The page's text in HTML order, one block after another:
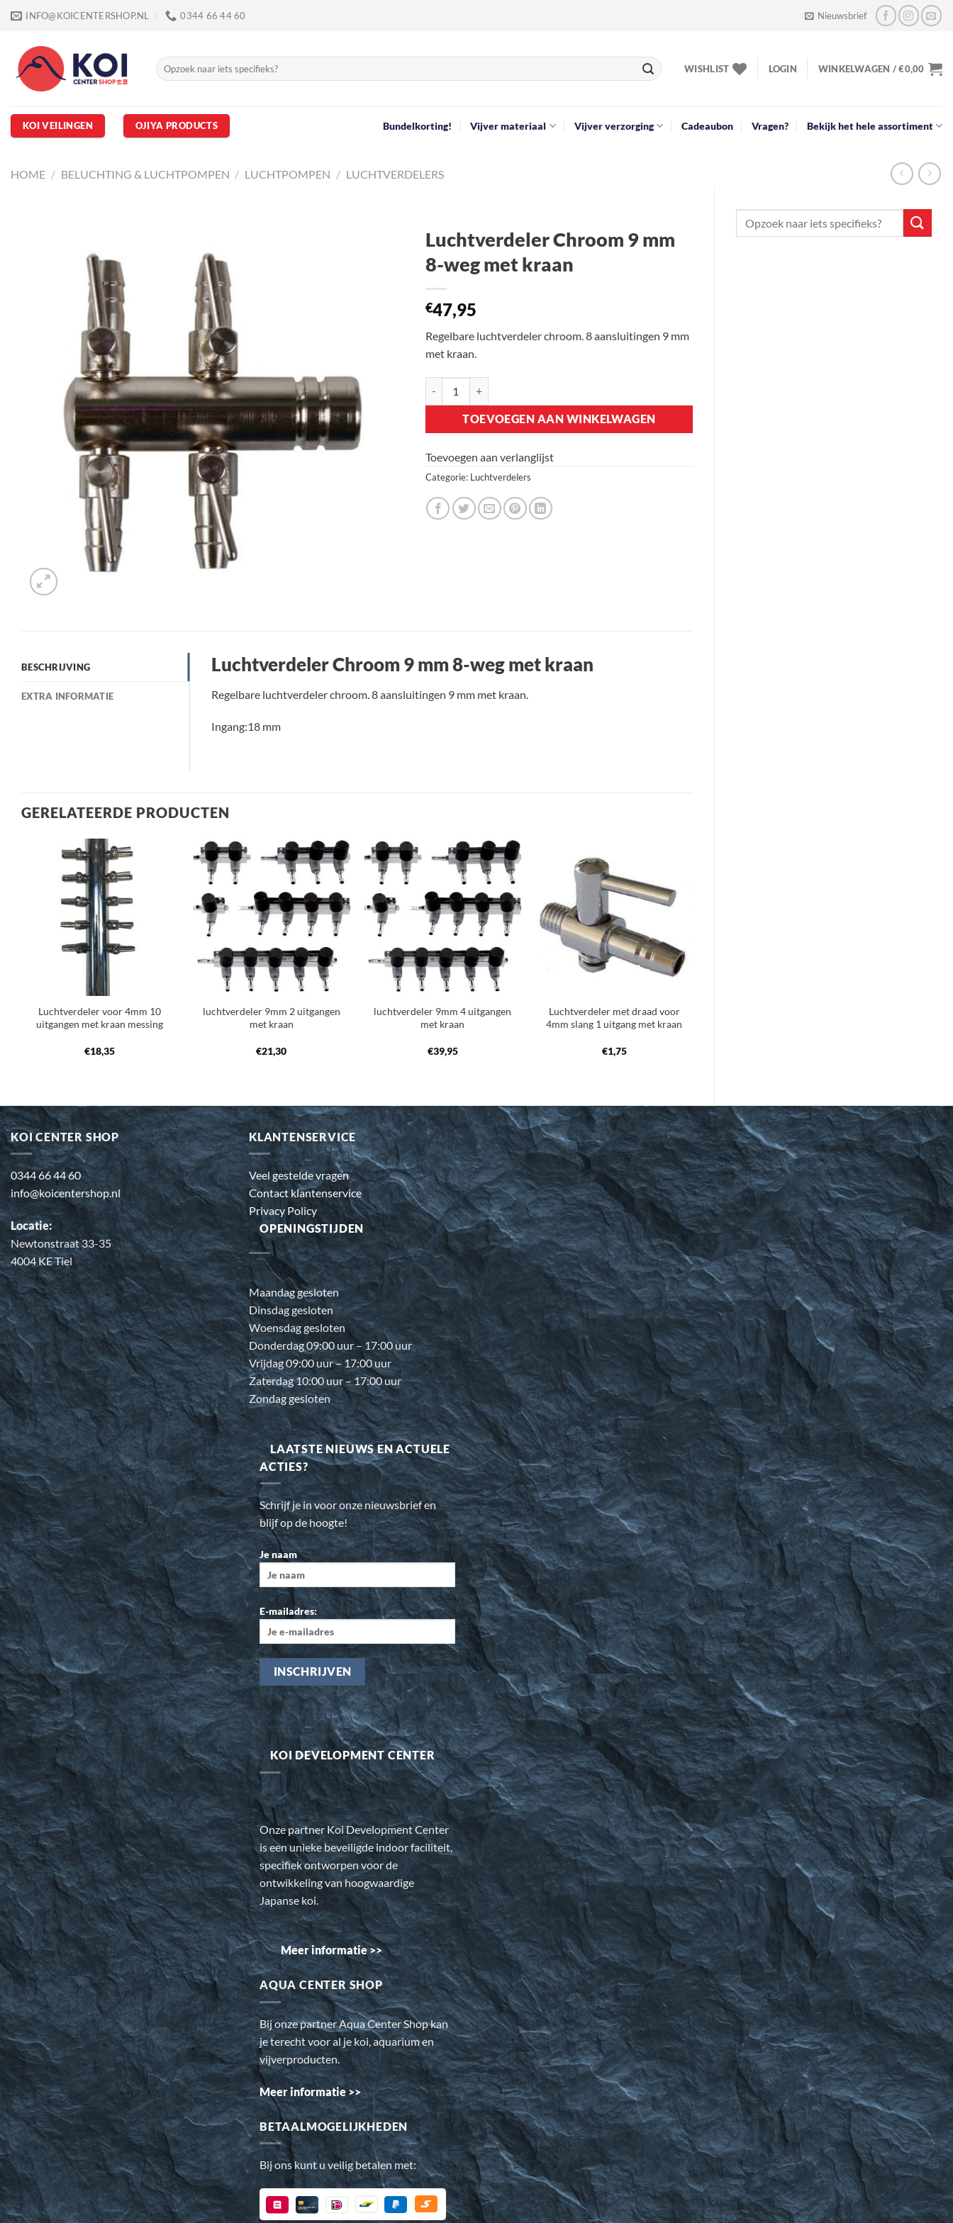
Ga
inhoud
INFO@KOICENTERSHOP.NL 0344 66 44 60 Nieuwsbrief
Zoeken
naar:
WISHLIST LOGIN WINKELWAGEN /€0,00
KOI VEILINGEN OJIYA PRODUCTS Bundelkorting! Vijver materiaal Vijver verzorging Cadeaubon Vragen? Bekijk het hele assortiment
HOME / BELUCHTING & LUCHTPOMPEN / LUCHTPOMPEN / LUCHTVERDELERS
Luchtverdeler Chroom 9 mm
8-weg met kraan
€47,95
Regelbare luchtverdeler chroom. 8 aansluitingen 9 mm
met kraan.
TOEVOEGEN AAN WINKELWAGEN
Toevoegen aan verlanglijst
Categorie: Luchtverdelers
BESCHRIJVING
EXTRA INFORMATIE
Luchtverdeler Chroom 9 mm 8-weg met kraan
Regelbare luchtverdeler chroom. 8 aansluitingen 9 mm met kraan.
Ingang:18 mm
GERELATEERDE PRODUCTEN
Toevoegen
verlanglijst
Luchtverdeler voor 4mm 10
uitgangen met kraan messing
€18,35
Toevoegen
aan
verlanglijst
luchtverdeler 9mm 2 uitgangen
met kraan
€21,30
Toevoegen
aan
verlanglijst
luchtverdeler 9mm 4 uitgangen
met kraan
€39,95
aan
verlanglijst
Luchtverdeler met draad voor
4mm slang 1 uitgang met kraan
€1,75
KOI CENTER SHOP
0344 66 44 60
info@koicentershop.nl
Locatie:
Newtonstraat 33-35
4004 KE Tiel
KLANTENSERVICE
Veel gestelde vragen
Contact klantenservice
Privacy Policy
OPENINGSTIJDEN
Maandag gesloten
Dinsdag gesloten
Woensdag gesloten
Donderdag 09:00 uur – 17:00 uur
Vrijdag 09:00 uur – 17:00 uur
Zaterdag 10:00 uur – 17:00 uur
Zondag gesloten
LAATSTE NIEUWS EN ACTUELE
ACTIES?
Schrijf je in voor onze nieuwsbrief en
blijf op de hoogte!
Je naam
E-mailadres:
KOI DEVELOPMENT CENTER
Onze partner Koi Development Center
is een unieke beveiligde indoor faciliteit,
specifiek ontworpen voor de
ontwikkeling van hoogwaardige
Japanse koi.
Meer informatie >>
AQUA CENTER SHOP
Bij onze partner Aqua Center Shop kan
je terecht voor al je koi, aquarium en
vijverproducten.
Meer informatie >>
BETAALMOGELIJKHEDEN
Bij ons kunt u veilig betalen met: